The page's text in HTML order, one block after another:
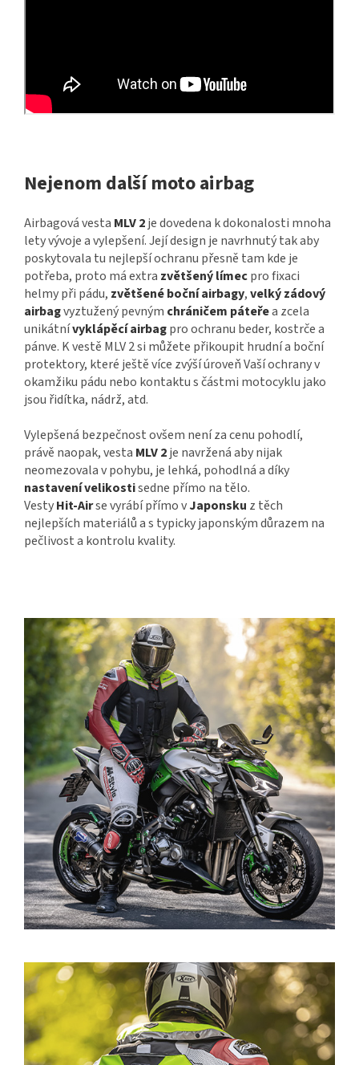
Nejenom další moto airbag
Airbagová vesta MLV 2je dovedena k dokonalosti mnoha
lety vývoje a vylepšení. Její design je navrhnutý tak aby
poskytovala tu nejlepší ochranu přesně tam kde je
potřeba, proto má extra zvětšený límecpro fixaci
helmy při pádu, zvětšené boční airbagy,velký zádový
airbagvyztužený pevným chráničem páteřea zcela
unikátnívyklápěcí airbagpro ochranu beder, kostrče a
pánve. K vestě MLV 2 si můžete přikoupit hrudní a boční
protektory, které ještě více zvýší úroveň Vaší ochrany v
okamžiku pádu nebo kontaktu s částmi motocyklu jako
jsou řidítka, nádrž, atd.
Vylepšená bezpečnost ovšem není za cenu pohodlí,
právě naopak, vesta MLV 2je navržená aby nijak
neomezovala v pohybu, je lehká, pohodlná a díky
nastavení velikostisedne přímo na tělo.
VestyHit-Airse vyrábí přímo vJaponsku z těch
nejlepších materiálů a s typicky japonským důrazem na
pečlivost a kontrolu kvality.